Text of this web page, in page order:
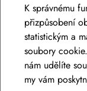
K správnému
přizpůsobení
statistickým a
soubory
nám udělíte
my vám